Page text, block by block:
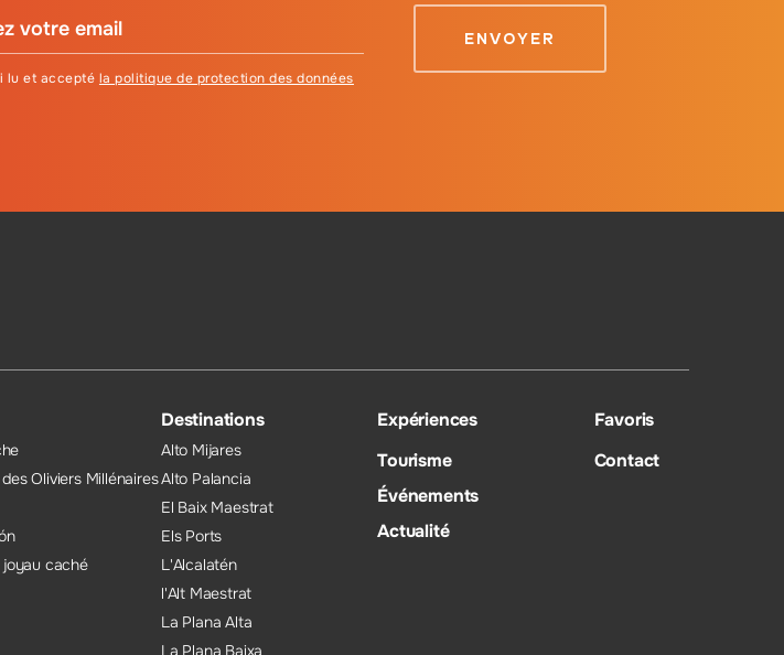
lu et accepté la politique de protection des données
Oliviers Millénaires
joyau caché
Destinations
Alto Mijares
Alto Palancia
El Baix Maestrat
Els Ports
L'Alcalatén
l'Alt Maestrat
La Plana Alta
La Plana Baixa
Expériences
Tourisme
Événements
Actualité
Favoris
Contact